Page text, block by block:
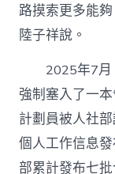
路摸索更多能
陸子祥說。
2025年7
強制塞入了一
計劃員被人社
個人工作信息
部累計發布七